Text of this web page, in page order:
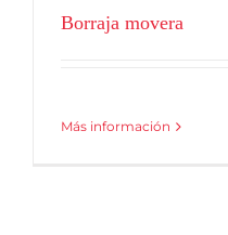
Borraja movera
Más información